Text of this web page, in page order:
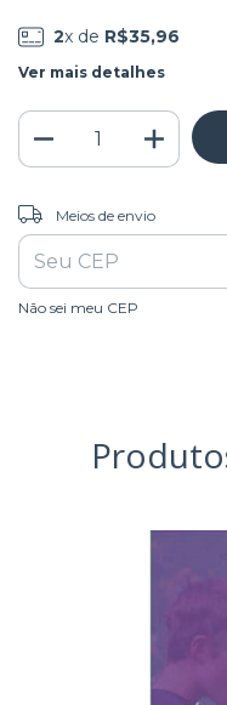
2x de R$35,96
Ver mais detalhes
Entregas para o CEP:
Meios de envio
Não sei meu CEP